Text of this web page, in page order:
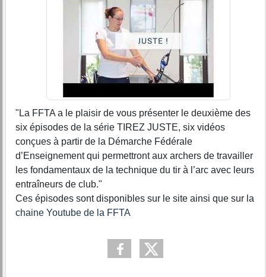
"La FFTA a le plaisir de vous présenter le deuxième des
six épisodes de la série TIREZ JUSTE, six vidéos
conçues à partir de la Démarche Fédérale
d’Enseignement qui permettront aux archers de travailler
les fondamentaux de la technique du tir à l’arc avec leurs
entraîneurs de club."
Ces épisodes sont disponibles sur le site ainsi que sur la
chaine Youtube de la FFTA